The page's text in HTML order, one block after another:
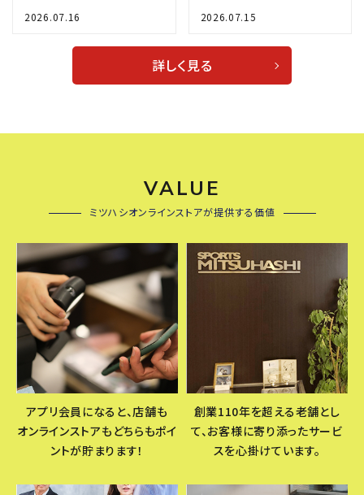
2026.07.16 2026.07.15
詳しく見る
VALUE
ミツハシオンラインストアが提供する価値
アプリ会員になると、店舗も
オンラインストアもどちらもポイ
ントが貯まります！
創業110年を超える老舗とし
て、お客様に寄り添ったサービ
スを心掛けています。